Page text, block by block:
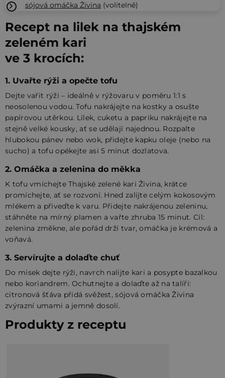
sójová omáčka Živina (volitelně)
Recept na lilek na thajském
zeleném kari
ve 3 krocích:
1. Uvařte rýži a opečte tofu
Dejte vařit rýži – ideálně v rýžovaru v poměru 1:1 s
neosolenou vodou. Tofu nakrájejte na kostky a osušte
papírovou utěrkou. Lilek, cuketu a papriku nakrájejte na
stejně velké kousky, ať se udělají najednou. Rozpalte
hlubokou pánev nebo wok, přidejte kapku oleje (nebo na
sucho) a tofu opékejte asi 5 minut dozlatova.
2. Omáčka a zelenina do měkka
K tofu vmíchejte Thajské zelené kari Živina, krátce
promíchejte, ať se rozvoní. Hned zalijte celým kokosovým
mlékem a přiveďte k varu. Přidejte nakrájenou zeleninu,
stáhněte na mírný plamen a vařte zhruba 15 minut. Cíl:
zelenina změkne, ale pořád drží tvar, omáčka je krémová a
voňavá.
3. Servírujte a dolaďte chuť
Do misek dejte rýži, navrch nalijte kari a posypte bazalkou
nebo koriandrem. Ochutnejte a dolaďte až na talíři:
citronová šťáva přidá svěžest, sójová omáčka Živina
zvýrazní umami a jemně dosolí.
Produkty z receptu